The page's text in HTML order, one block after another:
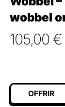
wobbel
105,00 €
OFFRIR